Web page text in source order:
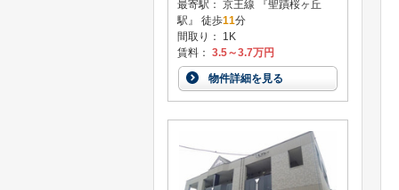
最寄駅： 京王線 『聖蹟桜ヶ丘
駅』 徒歩11分
間取り： 1K
賃料： 3.5～3.7万円
物件詳細を見る